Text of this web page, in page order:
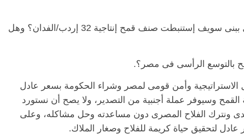
2- هل شركة مصر الوسطى لانتاج التقاوى ببنى سويف إستنبطت صنف قمح إنتاجية 32 إردب/الفدان؟ وهل
وأمن قومى لمصر وشراء الحكومة بسعر عادل
وسيوفر عملة أجنبية من التصدير، ولا يصح أن نستورد
ونترك الفلاح المصرى دون مساعدته وحل مشاكله، وعلى
لتحقيق حياة كريمة للفلاح وصغار الملاك.
الرئيسية مصر ناس وناس
مقعد شاغر على مائدة الإفطار.. يحيى
حسين عبدالهادي فارس مقاومة
الخصخصة الذي دافع عن المال العام
(بروفايل)
ناس وناس
د. نور فرحات فقيه
عن قضايا الوطن وانحاز